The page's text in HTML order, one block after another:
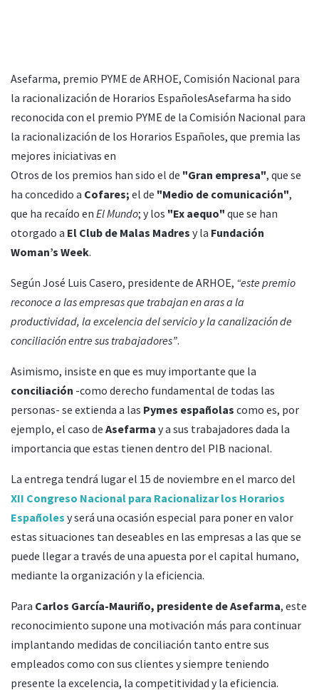
Asefarma, premio PYME de ARHOE, Comisión Nacional para
la racionalización de Horarios EspañolesAsefarma ha sido
reconocida con el premio PYME de la Comisión Nacional para
la racionalización de los Horarios Españoles, que premia las
mejores iniciativas en
Otros de los premios han sido el de "Gran empresa", que se
ha concedido a Cofares; el de "Medio de comunicación",
que ha recaído en El Mundo; y los "Ex aequo" que se han
otorgado a El Club de Malas Madres y la Fundación
Woman’s Week.
Según José Luis Casero, presidente de ARHOE, “este premio
reconoce a las empresas que trabajan en aras a la
productividad, la excelencia del servicio y la canalización de
conciliación entre sus trabajadores”.
Asimismo, insiste en que es muy importante que la
conciliación -como derecho fundamental de todas las
personas- se extienda a las Pymes españolas como es, por
ejemplo, el caso de Asefarma y a sus trabajadores dada la
importancia que estas tienen dentro del PIB nacional.
La entrega tendrá lugar el 15 de noviembre en el marco del
XII Congreso Nacional para Racionalizar los Horarios
Españoles y será una ocasión especial para poner en valor
estas situaciones tan deseables en las empresas a las que se
puede llegar a través de una apuesta por el capital humano,
mediante la organización y la eficiencia.
Para Carlos García-Mauriño, presidente de Asefarma, este
reconocimiento supone una motivación más para continuar
implantando medidas de conciliación tanto entre sus
empleados como con sus clientes y siempre teniendo
presente la excelencia, la competitividad y la eficiencia.